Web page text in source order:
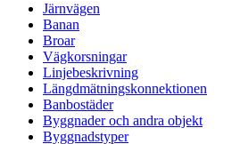
Järnvägen
Banan
Broar
Vägkorsningar
Linjebeskrivning
Längdmätningskonnektionen
Banbostäder
Byggnader och andra objekt
Byggnadstyper